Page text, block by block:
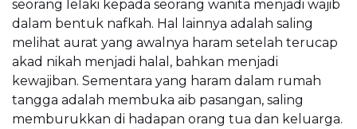
seorang lelaki kepada seorang wanita menjadi wajib
dalam bentuk nafkah. Hal lainnya adalah saling
melihat aurat yang awalnya haram setelah terucap
akad nikah menjadi halal, bahkan menjadi
kewajiban. Sementara yang haram dalam rumah
tangga adalah membuka aib pasangan, saling
memburukkan di hadapan orang tua dan keluarga.